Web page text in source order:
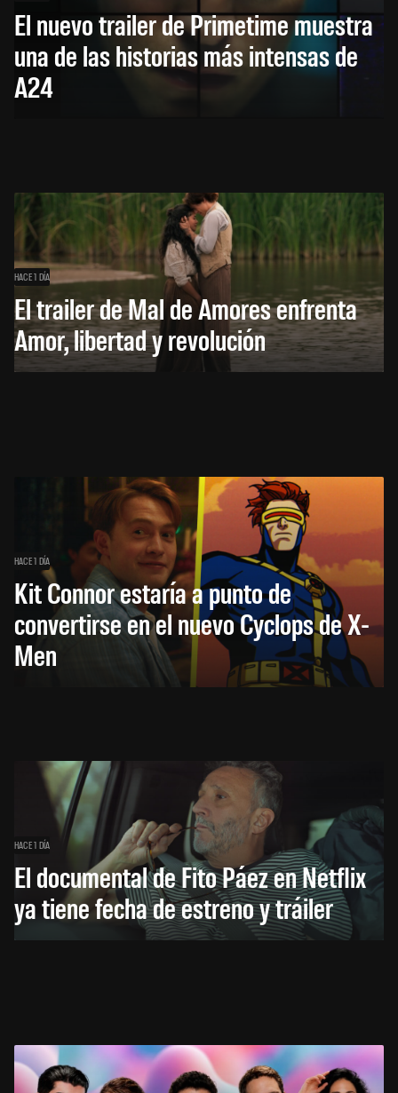
El nuevo trailer de Primetime muestra
una de las historias más intensas de
A24
HACE 1 DÍA
El trailer de Mal de Amores enfrenta
Amor, libertad y revolución
HACE 1 DÍA
Kit Connor estaría a punto de
convertirse en el nuevo Cyclops de X-
Men
HACE 1 DÍA
El documental de Fito Páez en Netflix
ya tiene fecha de estreno y tráiler